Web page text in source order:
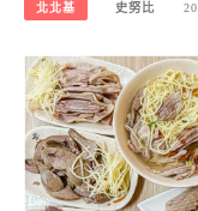
北北基 史努比